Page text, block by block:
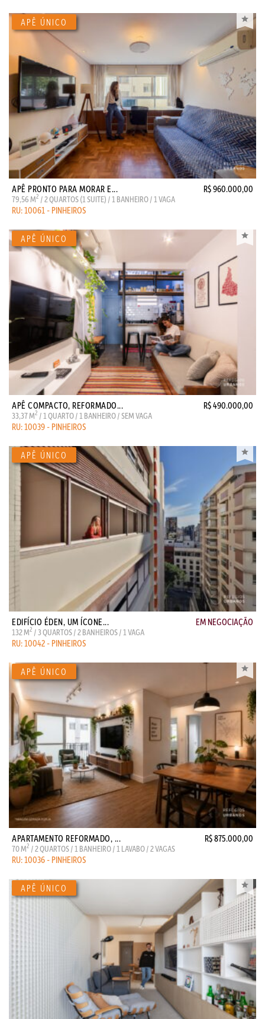
APÊ PRONTO PARA MORAR E... R$ 960.000,00
79,56 M2 / 2 QUARTOS (1 SUITE) / 1 BANHEIRO / 1 VAGA
RU: 10061 - PINHEIROS
APÊ COMPACTO, REFORMADO... R$ 490.000,00
33,37 M2 / 1 QUARTO / 1 BANHEIRO / SEM VAGA
RU: 10039 - PINHEIROS
EDIFÍCIO ÉDEN, UM ÍCONE... EM NEGOCIAÇÃO
132 M2 / 3 QUARTOS / 2 BANHEIROS / 1 VAGA
RU: 10042 - PINHEIROS
APARTAMENTO REFORMADO, ... R$ 875.000,00
70 M2 / 2 QUARTOS / 1 BANHEIRO / 1 LAVABO / 2 VAGAS
RU: 10036 - PINHEIROS